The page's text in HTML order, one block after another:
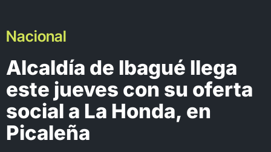
Nacional
Alcaldía de Ibagué llega
este jueves con su oferta
social a La Honda, en
Picaleña